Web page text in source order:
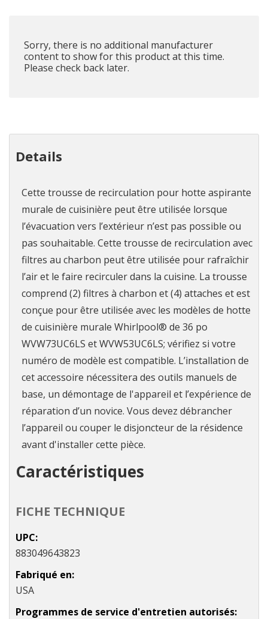
Sorry, there is no additional manufacturer
content to show for this product at this time.
Please check back later.
Details
Cette trousse de recirculation pour hotte aspirante
murale de cuisinière peut être utilisée lorsque
l’évacuation vers l’extérieur n’est pas possible ou
pas souhaitable. Cette trousse de recirculation avec
filtres au charbon peut être utilisée pour rafraîchir
l’air et le faire recirculer dans la cuisine. La trousse
comprend (2) filtres à charbon et (4) attaches et est
conçue pour être utilisée avec les modèles de hotte
de cuisinière murale Whirlpool® de 36 po
WVW73UC6LS et WVW53UC6LS; vérifiez si votre
numéro de modèle est compatible. L’installation de
cet accessoire nécessitera des outils manuels de
base, un démontage de l'appareil et l’expérience de
réparation d’un novice. Vous devez débrancher
l’appareil ou couper le disjoncteur de la résidence
avant d'installer cette pièce.
Caractéristiques
FICHE TECHNIQUE
UPC
883049643823
Fabriqué en
USA
Programmes de service d'entretien autorisés